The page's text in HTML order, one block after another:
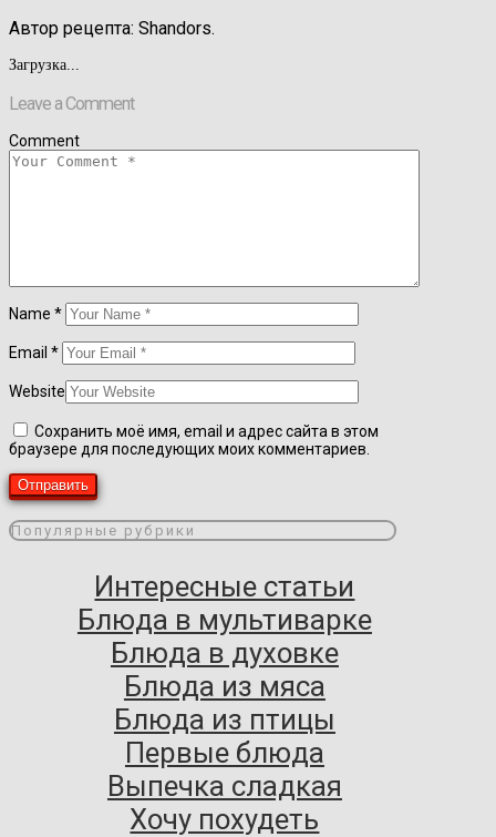
Автор рецепта: Shandors.
Загрузка...
Leave a Comment
Comment
Name *
Email *
Website
Сохранить моё имя, email и адрес сайта в этом
браузере для последующих моих комментариев.
Популярные рубрики
Интересные статьи
Блюда в мультиварке
Блюда в духовке
Блюда из мяса
Блюда из птицы
Первые блюда
Выпечка сладкая
Хочу похудеть